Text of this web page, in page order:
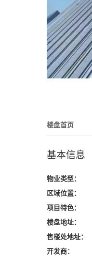
楼盘首页
基本信息
物业类型：
区域位置：
项目特色：
楼盘地址：
售楼处地址：
开发商：